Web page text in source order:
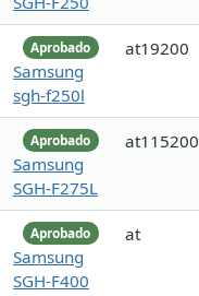
Aprobado
Samsung
sgh-f250l
at19200
Aprobado
Samsung
SGH-F275L
at115200
Aprobado
Samsung
SGH-F400
at